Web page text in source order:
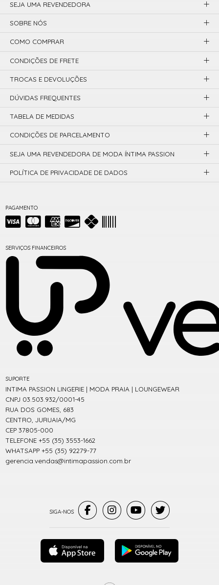
PAGAMENTO
SERVIÇOS FINANCEIROS
SUPORTE
INTIMA PASSION LINGERIE | MODA PRAIA | LOUNGEWEAR
CNPJ 03.503.932/0001-45
RUA DOS GOMES, 683
CENTRO, JURUAIA/MG
CEP 37805-000
TELEFONE +55 (35) 3553-1662
WHATSAPP +55 (35) 92279-77
gerencia.vendas@intimapassion.com.br
SEJA UMA REVENDEDORA
SOBRE NÓS
COMO COMPRAR
CONDIÇÕES DE FRETE
TROCAS E DEVOLUÇÕES
DÚVIDAS FREQUENTES
TABELA DE MEDIDAS
CONDIÇÕES DE PARCELAMENTO
SEJA UMA REVENDEDORA DE MODA ÍNTIMA PASSION
POLÍTICA DE PRIVACIDADE DE DADOS